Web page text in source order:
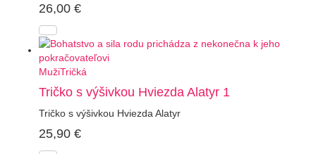
26,00 €
MužiTričká
Tričko s výšivkou Hviezda Alatyr 1
Tričko s výšivkou Hviezda Alatyr
25,90 €